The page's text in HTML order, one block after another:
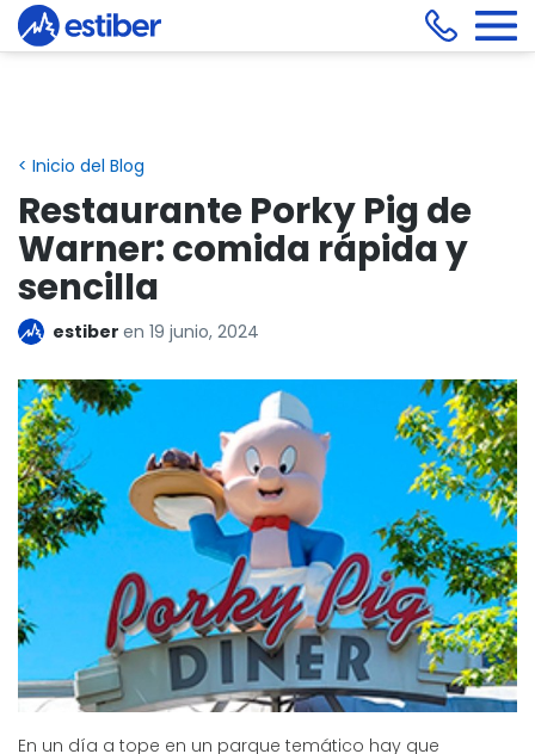
< Inicio del Blog
Restaurante Porky Pig de
Warner: comida rápida y
sencilla
estiber en 19 junio, 2024
En un día a tope en un parque temático hay que